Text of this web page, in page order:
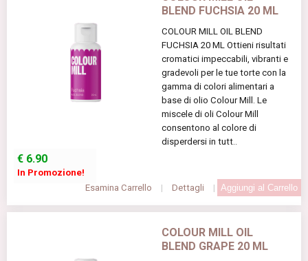
BLEND FUCHSIA 20 ML
COLOUR MILL OIL BLEND
FUCHSIA 20 ML Ottieni risultati
cromatici impeccabili, vibranti e
gradevoli per le tue torte con la
gamma di colori alimentari a
base di olio Colour Mill. Le
miscele di oli Colour Mill
consentono al colore di
disperdersi in tutt..
€ 6.90
In Promozione!
Esamina Carrello
| Dettagli |
COLOUR MILL OIL
BLEND GRAPE 20 ML